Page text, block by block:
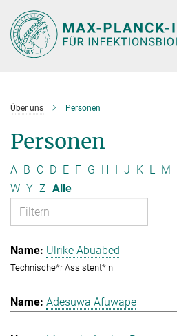
Hauptinhalt
Über uns Personen
Personen
A B C D E F G H I J K L M
W Y Z Alle
Ulrike Abuabed
Technische*r Assistent*in
Adesuwa Afuwape